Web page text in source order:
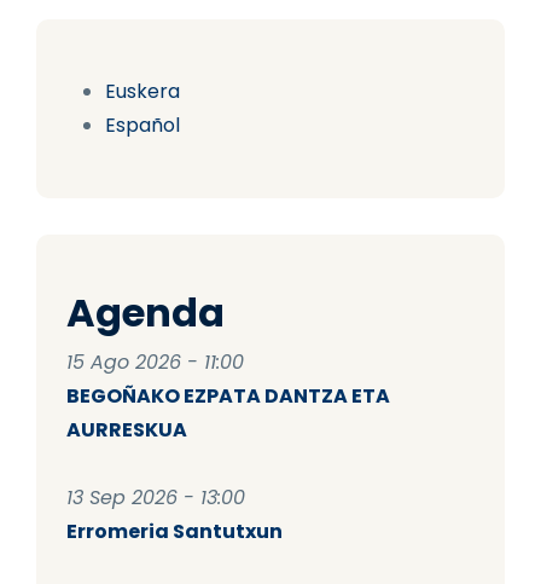
Euskera
Español
Agenda
15 Ago 2026 - 11:00
BEGOÑAKO EZPATA DANTZA ETA
AURRESKUA
13 Sep 2026 - 13:00
Erromeria Santutxun